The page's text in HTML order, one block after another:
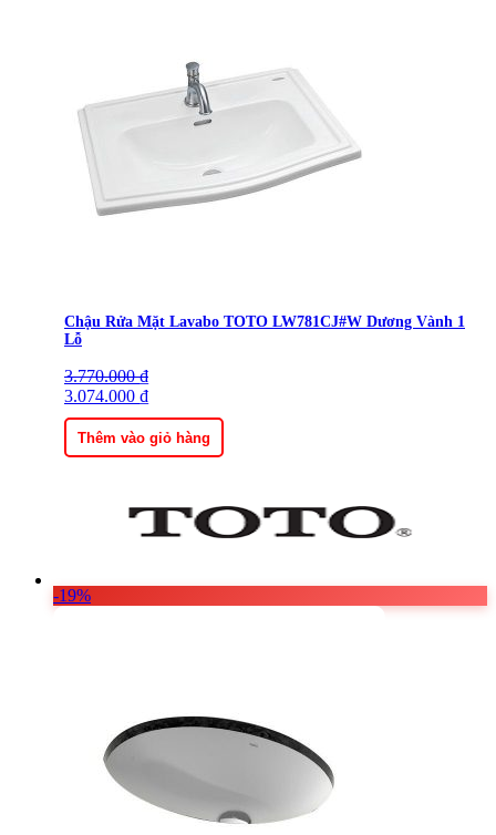
Chậu Rửa Mặt Lavabo TOTO LW781CJ#W Dương Vành 1
Lỗ
3.770.000₫
Giá
gốc
là:
3.770.000 ₫.
3.074.000 ₫
Giá
hiện
tại
là:
3.074.000 ₫.
Thêm vào giỏ hàng
-19%